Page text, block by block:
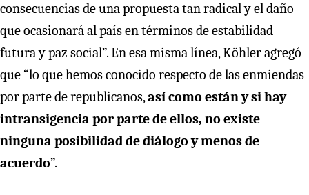
consecuencias de una propuesta tan radical y el daño
que ocasionará al país en términos de estabilidad
futura y paz social”. En esa misma línea, Köhler agregó
que “lo que hemos conocido respecto de las enmiendas
por parte de republicanos,así como están y si hay
intransigencia por parte de ellos, no existe
ninguna posibilidad de diálogo y menos de
acuerdo”.